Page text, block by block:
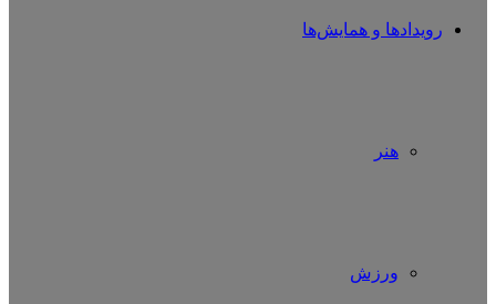
رویدادها و همایش‌ها
هنر
ورزش